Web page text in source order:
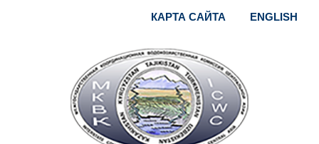
КАРТА САЙТА ENGLISH